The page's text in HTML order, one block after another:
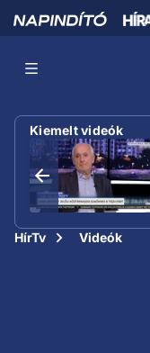
Kiemelt videók
HírTv Videók